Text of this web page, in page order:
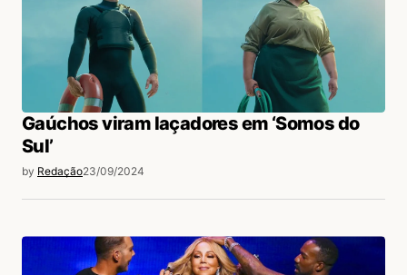
Gaúchos viram laçadores em ‘Somos do
Sul’
by Redação23/09/2024